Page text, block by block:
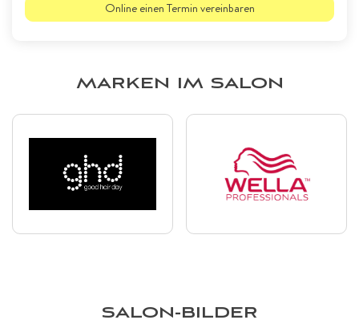
Online einen Termin vereinbaren
MARKEN IM SALON
SALON-BILDER